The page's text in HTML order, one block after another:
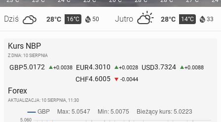
Media: Pre­zy­dent UEFA Ceferin zboj­ko­to­wał finał MŚ
21 lipca, 12:30
Dziś 28°C 16°C 50 Jutro 28°C 14°C 33
Kurs NBP
Z DNIA: 10 SIERPNIA
GBP5.0172 +0.0038 EUR4.3010 +0.0028 USD3.7324 +0.0088
CHF4.6005 -0.0044
Forex
AKTUALIZACJA: 10 SIERPNIA, 11:30